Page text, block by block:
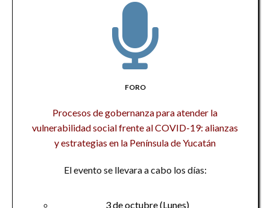
FORO
Procesos de gobernanza para atender la
vulnerabilidad social frente al COVID-19: alianzas
y estrategias en la Península de Yucatán
El evento se llevara a cabo los días:
3 de octubre (Lunes)